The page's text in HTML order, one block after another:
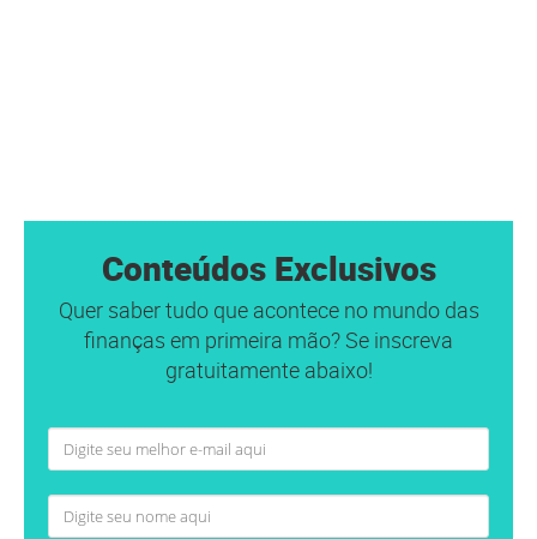
Conteúdos Exclusivos
Quer saber tudo que acontece no mundo das
finanças em primeira mão? Se inscreva
gratuitamente abaixo!